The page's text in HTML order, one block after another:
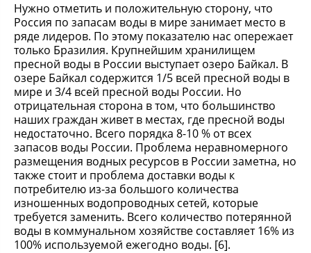
Нужно отметить и положительную сторону, что
Россия по запасам воды в мире занимает место в
ряде лидеров. По этому показателю нас опережает
только Бразилия. Крупнейшим хранилищем
пресной воды в России выступает озеро Байкал. В
озере Байкал содержится 1/5 всей пресной воды в
мире и 3/4 всей пресной воды России. Но
отрицательная сторона в том, что большинство
наших граждан живет в местах, где пресной воды
недостаточно. Всего порядка 8-10 % от всех
запасов воды России. Проблема неравномерного
размещения водных ресурсов в России заметна, но
также стоит и проблема доставки воды к
потребителю из-за большого количества
изношенных водопроводных сетей, которые
требуется заменить. Всего количество потерянной
воды в коммунальном хозяйстве составляет 16% из
100% используемой ежегодно воды. [6].